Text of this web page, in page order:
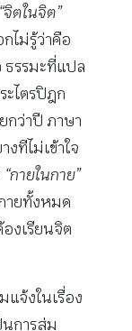
จิตในจิต”
ไม่รู้ว่าคือ
ธรรมะที่แปล
ไตรปิฎก
กว่าปี ภาษา
ทีไม่เข้าใจ
“กายในกาย”
ายทั้งหมด
องเรียนจิต
แจ้งในเรื่อง
นการสุ่ม